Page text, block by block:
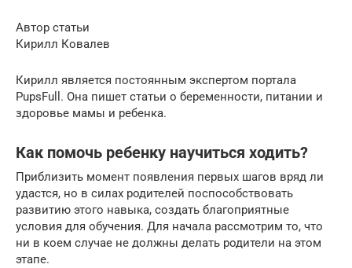
Автор статьи
Кирилл Ковалев
Кирилл является постоянным экспертом портала
PupsFull. Она пишет статьи о беременности, питании и
здоровье мамы и ребенка.
Как помочь ребенку научиться ходить?
Приблизить момент появления первых шагов вряд ли
удастся, но в силах родителей поспособствовать
развитию этого навыка, создать благоприятные
условия для обучения. Для начала рассмотрим то, что
ни в коем случае не должны делать родители на этом
этапе.